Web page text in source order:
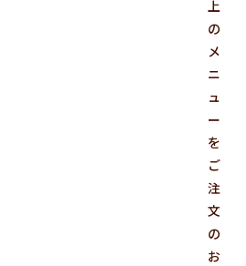
上
の
メ
ニ
ュ
ー
を
ご
注
文
の
お